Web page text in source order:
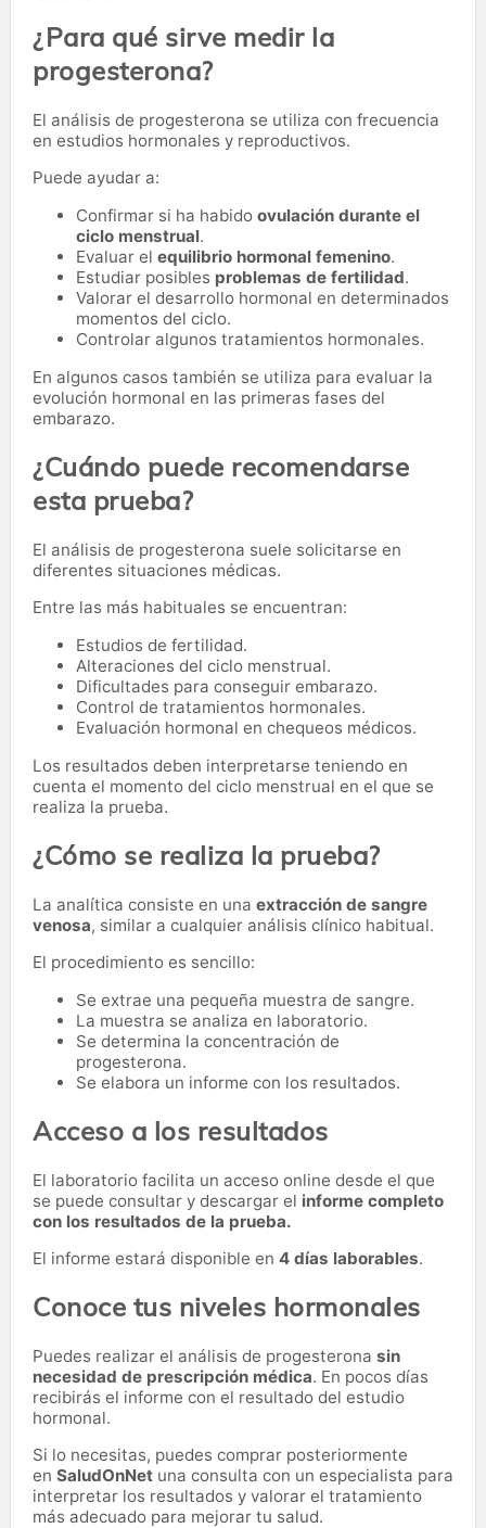
¿Para qué sirve medir la
progesterona?
El análisis de progesterona se utiliza con frecuencia
en estudios hormonales y reproductivos.
Puede ayudar a:
Confirmar si ha habido ovulación durante el
ciclo menstrual.
Evaluar el equilibrio hormonal femenino.
Estudiar posibles problemas de fertilidad.
Valorar el desarrollo hormonal en determinados
momentos del ciclo.
Controlar algunos tratamientos hormonales.
En algunos casos también se utiliza para evaluar la
evolución hormonal en las primeras fases del
embarazo.
¿Cuándo puede recomendarse
esta prueba?
El análisis de progesterona suele solicitarse en
diferentes situaciones médicas.
Entre las más habituales se encuentran:
Estudios de fertilidad.
Alteraciones del ciclo menstrual.
Dificultades para conseguir embarazo.
Control de tratamientos hormonales.
Evaluación hormonal en chequeos médicos.
Los resultados deben interpretarse teniendo en
cuenta el momento del ciclo menstrual en el que se
realiza la prueba.
¿Cómo se realiza la prueba?
La analítica consiste en una extracción de sangre
venosa, similar a cualquier análisis clínico habitual.
El procedimiento es sencillo:
Se extrae una pequeña muestra de sangre.
La muestra se analiza en laboratorio.
Se determina la concentración de
progesterona.
Se elabora un informe con los resultados.
Acceso a los resultados
El laboratorio facilita un acceso online desde el que
se puede consultar y descargar el informe completo
con los resultados de la prueba.
El informe estará disponible en 4 días laborables.
Conoce tus niveles hormonales
Puedes realizar el análisis de progesterona sin
necesidad de prescripción médica. En pocos días
recibirás el informe con el resultado del estudio
hormonal.
Si lo necesitas, puedes comprar posteriormente
en SaludOnNet una consulta con un especialista para
interpretar los resultados y valorar el tratamiento
más adecuado para mejorar tu salud.